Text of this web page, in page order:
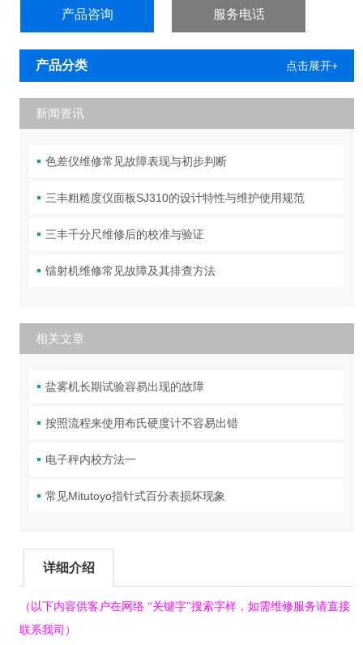
产品咨询 服务电话
产品分类 点击展开+
新闻资讯
色差仪维修常见故障表现与初步判断
三丰粗糙度仪面板SJ310的设计特性与维护使用规范
三丰千分尺维修后的校准与验证
镭射机维修常见故障及其排查方法
相关文章
盐雾机长期试验容易出现的故障
按照流程来使用布氏硬度计不容易出错
电子秤内校方法一
常见Mitutoyo指针式百分表损坏现象
详细介绍
（以下内容供客户在网络 “关键字"搜索字样，如需维修服务请直接
联系我司 ）